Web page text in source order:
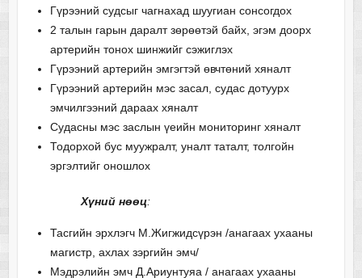
Гүрээний судсыг чагнахад шуугиан сонсогдох
2 талын гарын даралт зөрөөтэй байх, эгэм доорх
артерийн тонох шинжийг сэжиглэх
Гүрээний артерийн эмгэгтэй өвчтөний хяналт
Гүрээний артерийн мэс засал, судас дотуурх
эмчилгээний дараах хяналт
Судасны мэс заслын үеийн мониторинг хяналт
Тодорхой бус муужралт, уналт таталт, толгойн
эргэлтийг оношлох
Хүний нөөц:
Тасгийн эрхлэгч М.Жигжидсүрэн /анагаах ухааны
магистр, ахлах зэргийн эмч/
Мэдрэлийн эмч Д.Ариунтуяа / анагаах ухааны